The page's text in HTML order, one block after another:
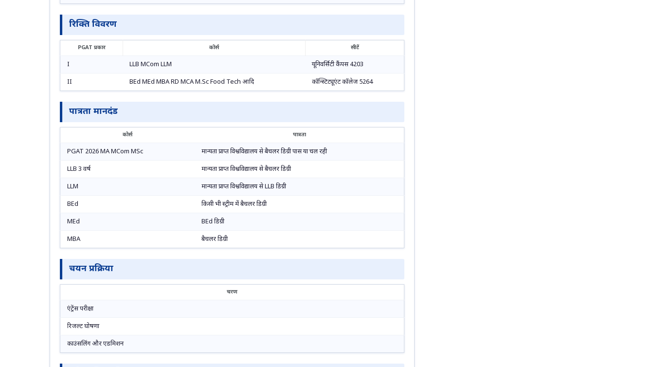
रिक्ति विवरण
PGAT प्रकार कोर्स सीटें
I LLB MCom LLM यूनिवर्सिटी कैंपस 4203
II BEd MEd MBA RD MCA M.Sc Food Tech आदि कॉन्स्टिट्यूएंट कॉलेज 5264
पात्रता मानदंड
कोर्स पात्रता
PGAT 2026 MA MCom MSc मान्यता प्राप्त विश्वविद्यालय से बैचलर डिग्री पास या चल रही
LLB 3 वर्ष मान्यता प्राप्त विश्वविद्यालय से बैचलर डिग्री
LLM मान्यता प्राप्त विश्वविद्यालय से LLB डिग्री
BEd किसी भी स्ट्रीम में बैचलर डिग्री
MEd BEd डिग्री
MBA बैचलर डिग्री
चयन प्रक्रिया
चरण
एंट्रेंस परीक्षा
रिजल्ट घोषणा
काउंसलिंग और एडमिशन